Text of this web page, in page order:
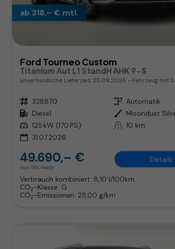
ab 318,– € mtl.
Ford Tourneo Custom
Titanium Aut L1 StandH AHK 9-S
unverbindliche Lieferzeit:25.09.2026 Fahrzeug mit
Fahrzeugnr. 328870 Getriebe Automatik
Kraftstoff Diesel Außenfarbe Moondust
Leistung 125 kW (170 PS) Kilometerstand 10 km
31.07.2026
49.690,– €
incl. 19% MwSt.
Details
Verbrauch kombiniert: 8,10 l/100km
CO2-Klasse: G
CO2-Emissionen: 211,00 g/km